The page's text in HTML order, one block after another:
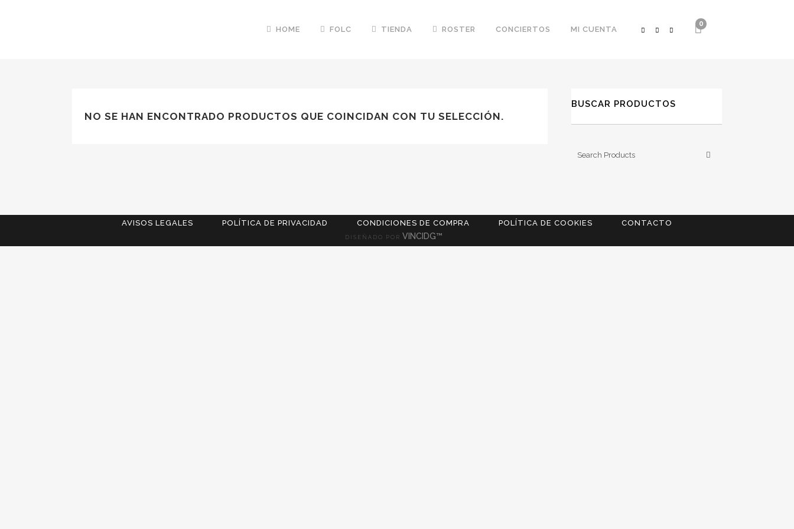
0
HOME FOLC TIENDA ROSTER CONCIERTOS MI CUENTA
NO SE HAN ENCONTRADO PRODUCTOS QUE COINCIDAN CON TU SELECCIÓN.
BUSCAR PRODUCTOS
AVISOS LEGALES POLÍTICA DE PRIVACIDAD CONDICIONES DE COMPRA POLÍTICA DE COOKIES CONTACTO
DISEÑADO POR VINCIDG™